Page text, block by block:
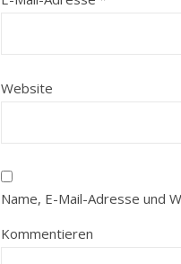
Website
Name, E-Mail-Adresse und
Kommentieren